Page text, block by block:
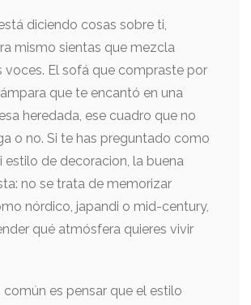
diciendo cosas sobre ti,
mismo sientas que mezcla
voces. El sofá que compraste por
que te encantó en una
heredada, ese cuadro que no
o no. Si te has preguntado como
estilo de decoracion, la buena
no se trata de memorizar
nórdico, japandi o mid-century,
qué atmósfera quieres vivir
común es pensar que el estilo